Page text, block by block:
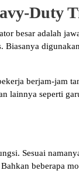
Duty
besar adalah
Biasanya
berjam-jam
lainnya seperti
Sesuai
beberapa